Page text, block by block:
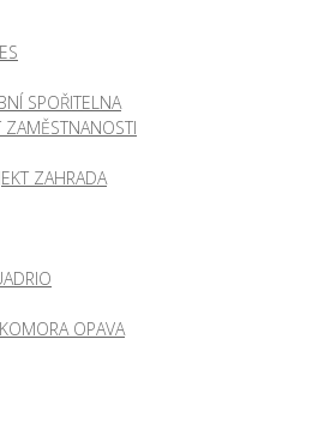
SPOŘITELNA
ZAMĚSTNANOSTI
ZAHRADA
OPAVA